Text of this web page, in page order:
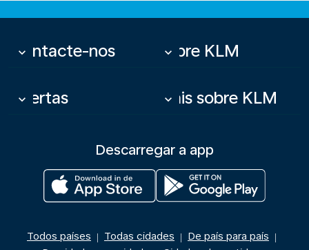
Contacte-nos
keyboard_arrow_down Sobre KLM
keyboard_arrow_down
Ofertas
keyboard_arrow_down Mais sobre KLM
keyboard_arrow_down
Descarregar a app
Todos países | Todas cidades | De país para país |